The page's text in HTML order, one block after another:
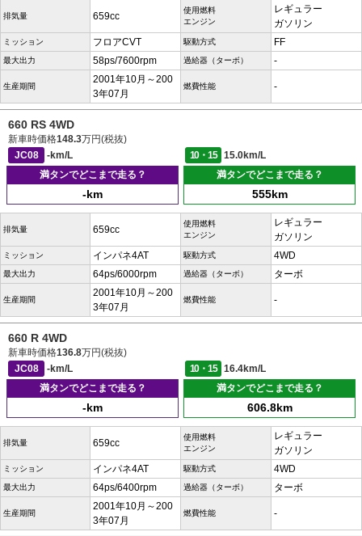
排気量 659cc
使用燃料
エンジン
レギュラー
ガソリン
ミッション フロアCVT 駆動方式 FF
最大出力 58ps/7600rpm 過給器（ターボ） -
生産期間
2001年10月～200
3年07月
燃費性能 -
660 RS 4WD
新車時価格148.3万円(税抜)
JC08
-km/L 10・15
15.0km/L
満タンでどこまで走る？
-km
満タンでどこまで走る？
555km
排気量 659cc
使用燃料
エンジン
レギュラー
ガソリン
ミッション インパネ4AT 駆動方式 4WD
最大出力 64ps/6000rpm 過給器（ターボ） ターボ
生産期間
2001年10月～200
3年07月
燃費性能 -
660 R 4WD
新車時価格136.8万円(税抜)
JC08
-km/L 10・15
16.4km/L
満タンでどこまで走る？
-km
満タンでどこまで走る？
606.8km
排気量 659cc
使用燃料
エンジン
レギュラー
ガソリン
ミッション インパネ4AT 駆動方式 4WD
最大出力 64ps/6400rpm 過給器（ターボ） ターボ
生産期間
2001年10月～200
3年07月
燃費性能 -